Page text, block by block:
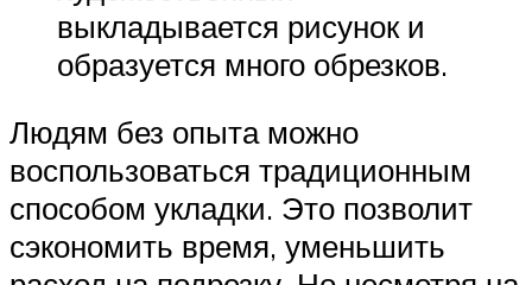
выкладывается рисунок и
образуется много обрезков.
Людям без опыта можно
воспользоваться традиционным
способом укладки. Это позволит
сэкономить время, уменьшить